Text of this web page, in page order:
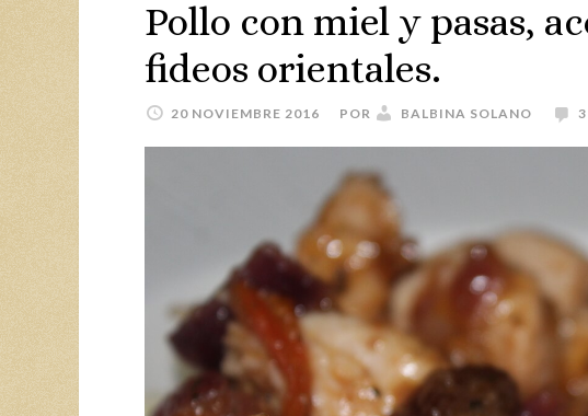
Pollo con miel y pasas,
fideos orientales.
20 NOVIEMBRE 2016 POR BALBINA SOLANO